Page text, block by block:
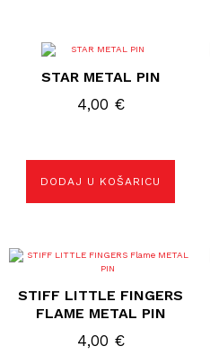
STAR METAL PIN
4,00 €
DODAJ U KOŠARICU
STIFF LITTLE FINGERS
FLAME METAL PIN
4,00 €